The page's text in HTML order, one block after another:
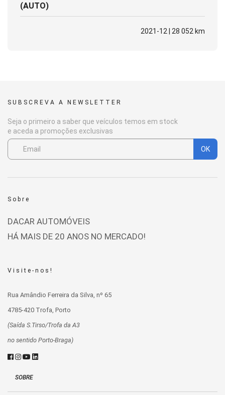
(AUTO)
2021-12 | 28 052 km
SUBSCREVA A NEWSLETTER
Seja o primeiro a saber que veículos temos em stock
e aceda a promoções exclusivas
OK
Sobre
DACAR AUTOMÓVEIS
HÁ MAIS DE 20 ANOS NO MERCADO!
Visite-nos!
Rua Amândio Ferreira da Silva, nº 65
4785-420 Trofa, Porto
(Saída S.Tirso/Trofa da A3
no sentido Porto-Braga)
SOBRE